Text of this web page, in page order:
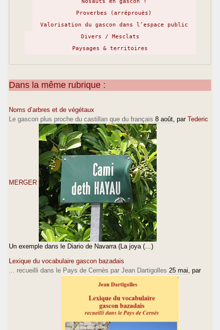
Proverbes (arréprouès)
Valorisation du gascon dans l’espace public
Divers / Mesclats
Paysages & territoires
Dans la même rubrique :
Noms d’arbres et de végétaux
Le gascon plus proche du castillan que du français 8 août , par Tederic
MERGER
Un exemple dans le Diario de Navarra (La joya (…)
Lexique du vocabulaire gascon bazadais
... recueilli dans le Pays de Cernès par Jean Dartigolles 25 mai , par